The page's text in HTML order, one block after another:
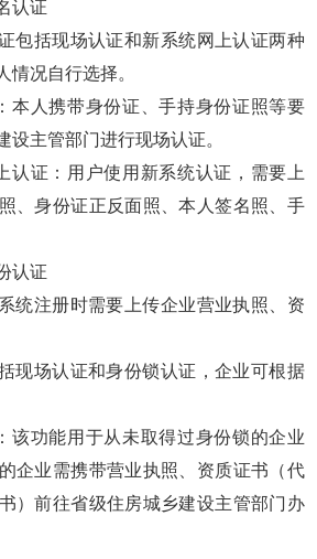
认证
括现场认证和新系统网上认证两种
情况自行选择。
人携带身份证、手持身份证照等要
设主管部门进行现场认证。
证：用户使用新系统认证，需要上
、身份证正反面照、本人签名照、手
认证
注册时需要上传企业营业执照、资
场认证和身份锁认证，企业可根据
功能用于从未取得过身份锁的企业
企业需携带营业执照、资质证书（代
）前往省级住房城乡建设主管部门办